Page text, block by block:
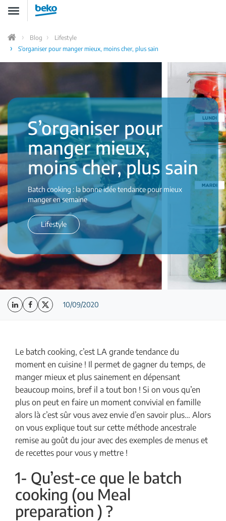
principal
Toggle
navigation
Accueil
Blog
Lifestyle
S’organiser pour manger mieux, moins cher, plus sain
S’organiser pour
manger mieux,
moins cher, plus sain
Batch cooking : la bonne idée tendance pour mieux
manger en semaine
Lifestyle
10/09/2020
Le batch cooking, c’est LA grande tendance du
moment en cuisine ! Il permet de gagner du temps, de
manger mieux et plus sainement en dépensant
beaucoup moins, bref il a tout bon ! Si on vous qu’en
plus on peut en faire un moment convivial en famille
alors là c’est sûr vous avez envie d’en savoir plus… Alors
on vous explique tout sur cette méthode ancestrale
remise au goût du jour avec des exemples de menus et
de recettes pour vous y mettre !
1- Qu’est-ce que le batch
cooking (ou Meal
preparation ) ?